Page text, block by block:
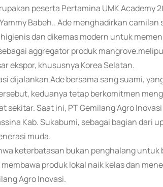
peserta Pertamina UMK Academy
Babeh.. Ade menghadirkan
dan dikemas modern untuk
aggregator produk
ekspor, khususnya Korea Selatan.
dijalankan Ade bersama sang suami,
keduanya tetap berkomitmen
sekitar. Saat ini, PT Gemilang Agro
Kab. Sukabumi, sebagai bagian dari
muda.
keterbatasan bukan penghalang
produk lokal naik kelas dan
Agro Inovasi.